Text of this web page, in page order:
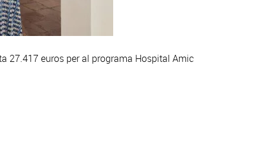
27.417 euros per al programa Hospital Amic